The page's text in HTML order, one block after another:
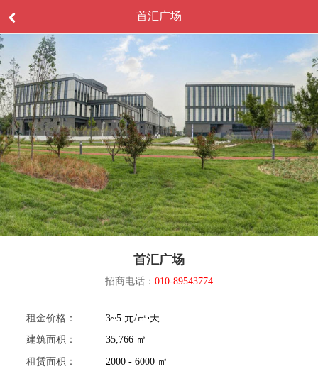
首汇广场
首汇广场
招商电话： 010-89543774
租金价格：
3~5 元/㎡⋅天
建筑面积：
35,766 ㎡
租赁面积：
2000 - 6000 ㎡